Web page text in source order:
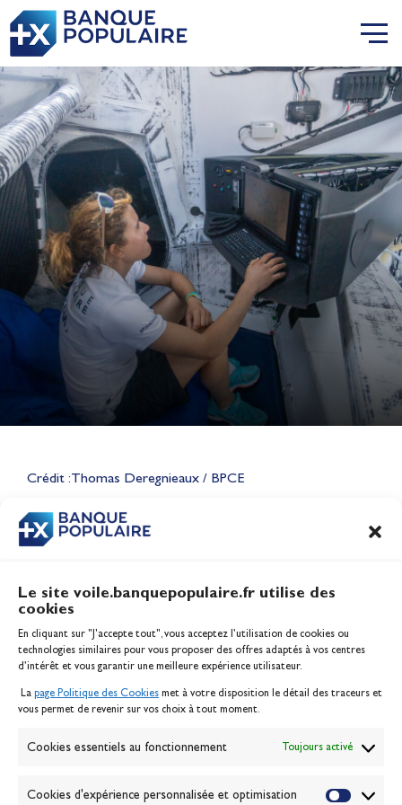
Le site voile.banquepopulaire.fr utilise des
cookies
En cliquant sur "J'accepte tout", vous acceptez l’utilisation de cookies ou
technologies similaires pour vous proposer des offres adaptés à vos centres
d’intérêt et vous garantir une meilleure expérience utilisateur.
La page Politique des Cookies met à votre disposition le détail des traceurs et
vous permet de revenir sur vos choix à tout moment.
Cookies essentiels au fonctionnement Toujours activé
Cookies d'expérience personnalisée et optimisation
Crédit : Thomas Deregnieaux / BPCE
CONTENU
Lauriane Nolot en or à Long
Jeux Olympiques 2028
Inscription serveur média
Contact
Politique des cookies
Banque de la voile
Passion Voile TV